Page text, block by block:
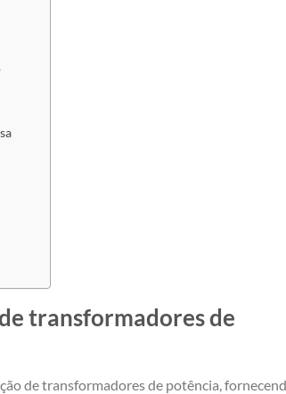
transformadores de
de transformadores de potência,